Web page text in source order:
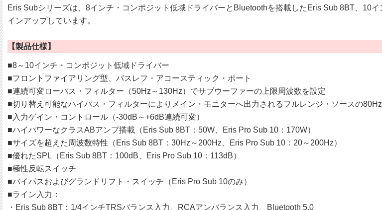
Eris Subシリーズは、8インチ・コンポジット低域ドライバーとBluetoothを搭載したEris Sub 8BT、10
インアップしています。
【製品仕様】
■8～10インチ・コンポジット低域ドライバー
■フロントファイアリング型、バスレフ・アコースティック・ポート
■連続可変ローパス・フィルター（50Hz～130Hz）でサブウーファーの上限周波数を設定
■切り替え可能なハイパス・フィルターによりメイン・モニターへ出力されるフルレンジ・ソースの
■入力ゲイン・コントロール（-30dB～+6dB連続可変）
■ハイパワーなクラスABアンプ搭載（Eris Sub 8BT：50W、Eris Pro Sub 10：170W）
■サイズを超えた周波数特性（Eris Sub 8BT：30Hz～200Hz、Eris Pro Sub 10：20～200Hz）
■優れたSPL（Eris Sub 8BT：100dB、Eris Pro Sub 10：113dB）
■極性反転スイッチ
■バイパスおよびグランドリフト・スイッチ（Eris Pro Sub 10のみ）
■ライン入力：
・Eris Sub 8BT：1/4インチTRSバランス入力、RCAアンバランス入力、Bluetooth 5.0